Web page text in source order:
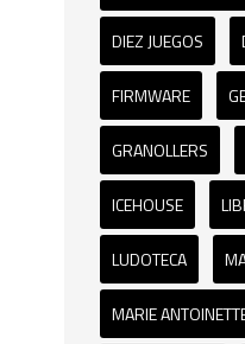
DIEZ JUEGOS
FIRMWARE
GRANOLLERS
ICEHOUSE
LUDOTECA
MARIE